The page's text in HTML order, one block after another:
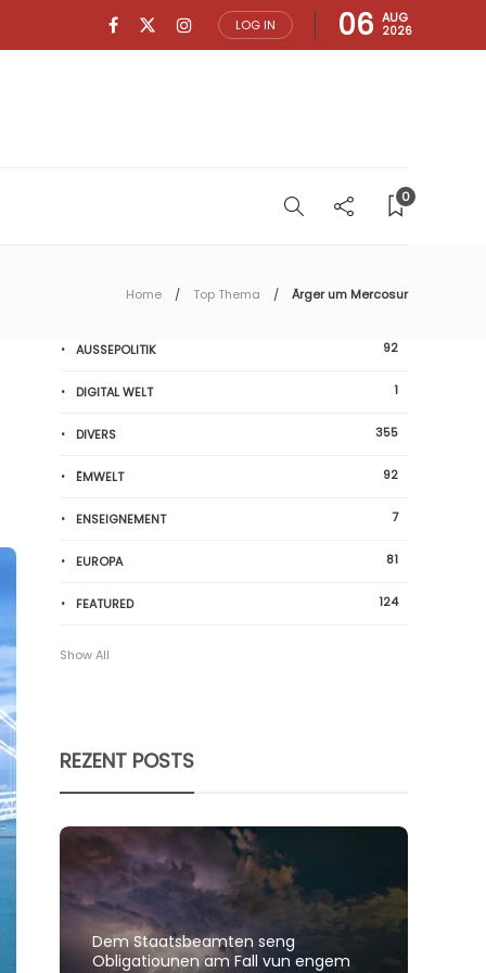
LOG IN 06 AUG
2026
0
Home Top Thema Ärger um Mercosur
AUSSEPOLITIK 92
DIGITAL WELT 1
DIVERS 355
ËMWELT 92
ENSEIGNEMENT 7
EUROPA 81
FEATURED 124
Show All
REZENT POSTS
Dem Staatsbeamten seng
Obligatiounen am Fall vun engem